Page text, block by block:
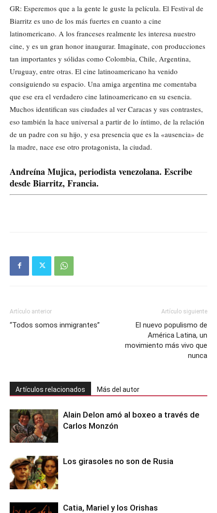
GR: Esperemos que a la gente le guste la película. El Festival de
Biarritz es uno de los más fuertes en cuanto a cine
latinomericano. A los franceses realmente les interesa nuestro
cine, y es un gran honor inaugurar. Imagínate, con producciones
tan importantes y sólidas como Colombia, Chile, Argentina,
Uruguay, entre otras. El cine latinoamericano ha venido
consiguiendo su espacio. Una amiga argentina me comentaba
que ese era el verdadero cine latinoamericano en su esencia.
Muchos identifican sus ciudades al ver Caracas y sus contrastes,
eso también la hace universal a partir de lo íntimo, de la relación
de un padre con su hijo, y esa presencia que es la «ausencia» de
la madre, nace ese otro protagonista, la ciudad.
Andreína Mujica, periodista venezolana. Escribe
desde Biarritz, Francia.
Artículo anterior
“Todos somos inmigrantes”
Artículo siguiente
El nuevo populismo de
América Latina, un
movimiento más vivo que
nunca
Artículos relacionados Más del autor
Alain Delon amó al boxeo a través de
Carlos Monzón
Los girasoles no son de Rusia
Catia, Mariel y los Orishas